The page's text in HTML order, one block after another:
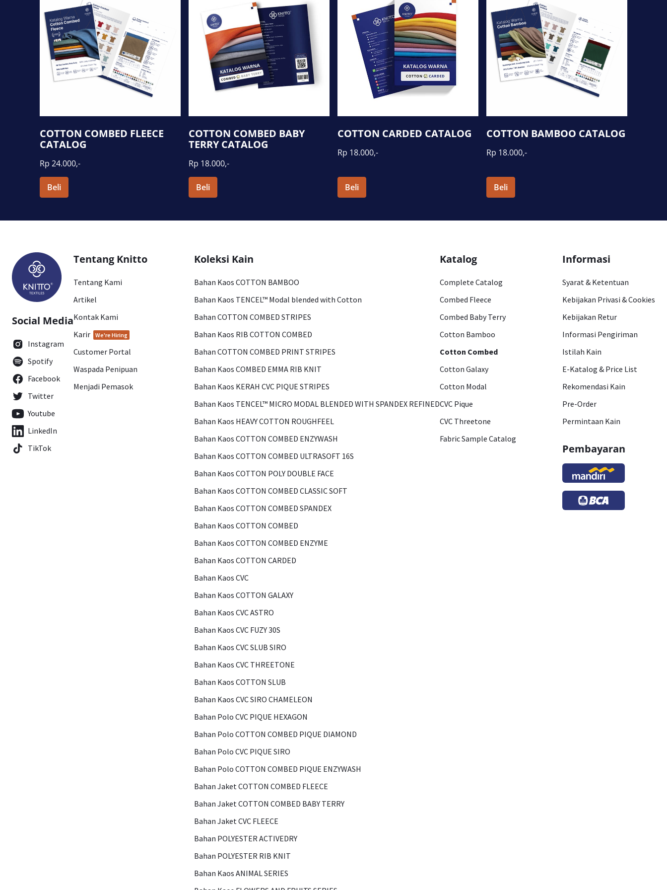
COTTON COMBED FLEECE
CATALOG
Rp 24.000,-
Beli
COTTON COMBED BABY
TERRY CATALOG
Rp 18.000,-
Beli
COTTON CARDED CATALOG
Rp 18.000,-
Beli
COTTON BAMBOO CATALOG
Rp 18.000,-
Beli
Social Media
Instagram
Spotify
Facebook
Twitter
Youtube
LinkedIn
TikTok
Tentang Knitto
Tentang Kami
Artikel
Kontak Kami
Karir
We're Hiring
Customer Portal
Waspada Penipuan
Menjadi Pemasok
Koleksi Kain
Bahan Kaos COTTON BAMBOO
Bahan Kaos TENCEL™ Modal blended with Cotton
Bahan COTTON COMBED STRIPES
Bahan Kaos RIB COTTON COMBED
Bahan COTTON COMBED PRINT STRIPES
Bahan Kaos COMBED EMMA RIB KNIT
Bahan Kaos KERAH CVC PIQUE STRIPES
Bahan Kaos TENCEL™ MICRO MODAL BLENDED WITH SPANDEX REFINED
Bahan Kaos HEAVY COTTON ROUGHFEEL
Bahan Kaos COTTON COMBED ENZYWASH
Bahan Kaos COTTON COMBED ULTRASOFT 16S
Bahan Kaos COTTON POLY DOUBLE FACE
Bahan Kaos COTTON COMBED CLASSIC SOFT
Bahan Kaos COTTON COMBED SPANDEX
Bahan Kaos COTTON COMBED
Bahan Kaos COTTON COMBED ENZYME
Bahan Kaos COTTON CARDED
Bahan Kaos CVC
Bahan Kaos COTTON GALAXY
Bahan Kaos CVC ASTRO
Bahan Kaos CVC FUZY 30S
Bahan Kaos CVC SLUB SIRO
Bahan Kaos CVC THREETONE
Bahan Kaos COTTON SLUB
Bahan Kaos CVC SIRO CHAMELEON
Bahan Polo CVC PIQUE HEXAGON
Bahan Polo COTTON COMBED PIQUE DIAMOND
Bahan Polo CVC PIQUE SIRO
Bahan Polo COTTON COMBED PIQUE ENZYWASH
Bahan Jaket COTTON COMBED FLEECE
Bahan Jaket COTTON COMBED BABY TERRY
Bahan Jaket CVC FLEECE
Bahan POLYESTER ACTIVEDRY
Bahan POLYESTER RIB KNIT
Bahan Kaos ANIMAL SERIES
Katalog
Complete Catalog
Combed Fleece
Combed Baby Terry
Cotton Bamboo
Cotton Combed
Cotton Galaxy
Cotton Modal
CVC Pique
CVC Threetone
Fabric Sample Catalog
Informasi
Syarat & Ketentuan
Kebijakan Privasi & Cookies
Kebijakan Retur
Informasi Pengiriman
Istilah Kain
E-Katalog & Price List
Rekomendasi Kain
Pre-Order
Permintaan Kain
Pembayaran